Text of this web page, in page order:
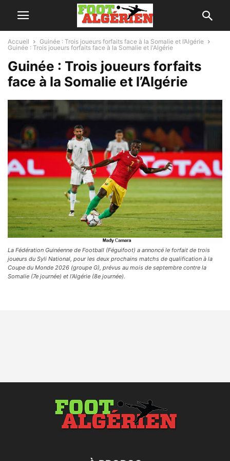
Accueil
Guinée : Trois joueurs forfaits face à la Somalie et l’Algérie
Guinée : Trois joueurs forfaits face à la Somalie et l'Algérie
Guinée : Trois joueurs forfaits
face à la Somalie et l’Algérie
La Fédération Guinéenne de Football (Féguifoot) a annoncé le forfait de trois
joueurs du Syli National, pour les deux prochains matchs de qualification à la
Coupe du Monde 2026 (groupe G), prévus au mois de septembre contre la
Somalie (7e journée) et l’Algérie (8e journée).